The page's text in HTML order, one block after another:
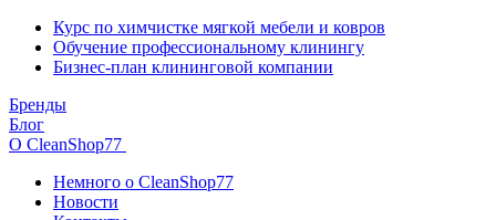
Курс по химчистке мягкой мебели и ковров
Обучение профессиональному клинингу
Бизнес-план клининговой компании
Бренды
Блог
О CleanShop77
Немного о CleanShop77
Новости